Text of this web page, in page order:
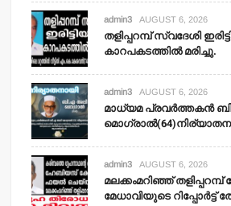
admin3 AUGUST 6, 2026
തളിപ്പറമ്പ് സ്വദേശി
കാറപകടത്തില്‍ മരിച്ചു.
admin3 AUGUST 6, 2026
മാധ്യമ പ്രവര്‍ത്തകന്‍
admin3 AUGUST 6, 2026
മലക്കംമറിഞ്ഞ്
മേധാവിയുടെ റിപ്പോര്‍ട്ട്